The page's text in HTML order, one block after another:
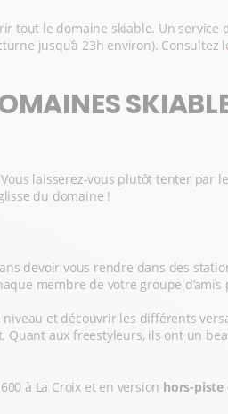
tout le domaine skiable. Un service
jusqu’à 23h environ). Consultez
laisserez-vous plutôt tenter par
du domaine !
devoir vous rendre dans des
membre de votre groupe
et découvrir les différents
Quant aux freestyleurs, ils ont un
à La Croix et en version hors-piste